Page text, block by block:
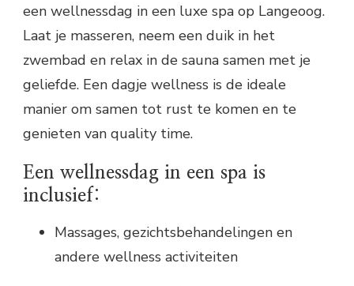
een wellnessdag in een luxe spa op Langeoog.
Laat je masseren, neem een duik in het
zwembad en relax in de sauna samen met je
geliefde. Een dagje wellness is de ideale
manier om samen tot rust te komen en te
genieten van quality time.
Een wellnessdag in een spa is
inclusief:
Massages, gezichtsbehandelingen en
andere wellness activiteiten